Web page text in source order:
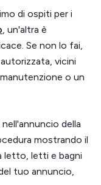
di ospiti per i
, un'altra è
Se non lo fai,
vicini
o un
della
mostrando il
letto, letti e bagni
tuo annuncio,